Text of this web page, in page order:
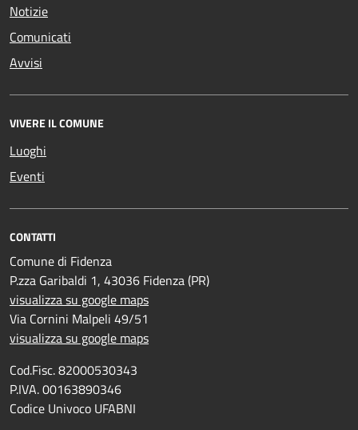
Notizie
Comunicati
Avvisi
VIVERE IL COMUNE
Luoghi
Eventi
CONTATTI
Comune di Fidenza
P.zza Garibaldi 1, 43036 Fidenza (PR)
visualizza su google maps
Via Cornini Malpeli 49/51
visualizza su google maps
Cod.Fisc. 82000530343
P.IVA. 00163890346
Codice Univoco UFABNI